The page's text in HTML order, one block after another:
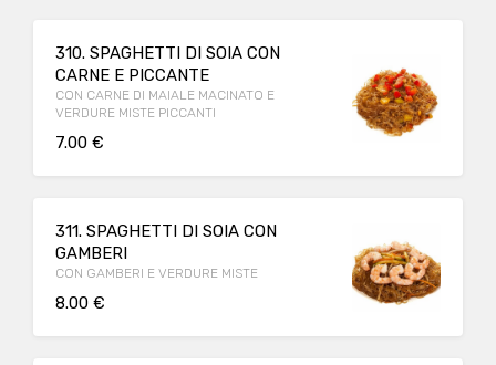
310. SPAGHETTI DI SOIA CON
CARNE E PICCANTE
CON CARNE DI MAIALE MACINATO E
VERDURE MISTE PICCANTI
7.00 €
311. SPAGHETTI DI SOIA CON
GAMBERI
CON GAMBERI E VERDURE MISTE
8.00 €